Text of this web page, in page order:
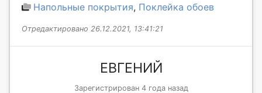
Напольные покрытия, Поклейка обоев
Отредактировано 26.12.2021, 13:41:21
ЕВГЕНИЙ
Зарегистрирован 4 года назад